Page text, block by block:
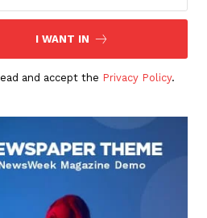
I WANT IN
and accept the Privacy Policy.